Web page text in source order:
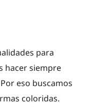
para
hacer siempre
eso buscamos
coloridas.